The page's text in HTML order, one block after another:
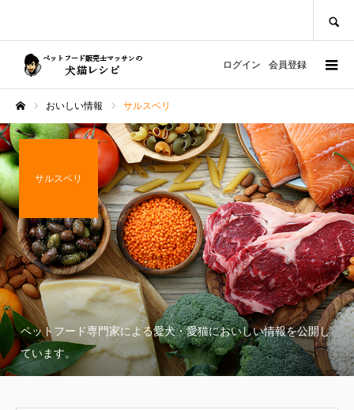
ログイン 会員登録
おいしい情報 サルスベリ
サルスベリ
ペットフード専門家による愛犬・愛猫においしい情報を公開し
ています。